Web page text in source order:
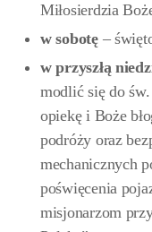
Miłosierdzia
w sobotę–
w przyszłą
modlić się do
opiekę i Boże
podróży oraz
mechanicznych
poświęcenia
misjonarzom